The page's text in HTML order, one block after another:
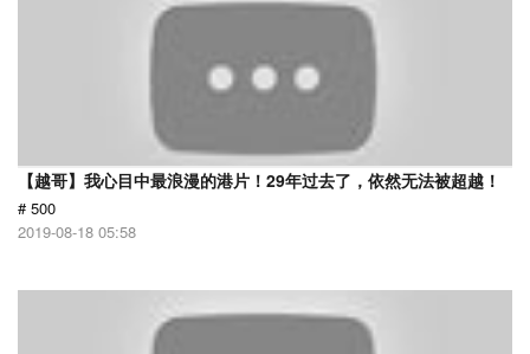
【越哥】我心目中最浪漫的港片！29年过去了，依然无法被超越！
# 500
2019-08-18 05:58